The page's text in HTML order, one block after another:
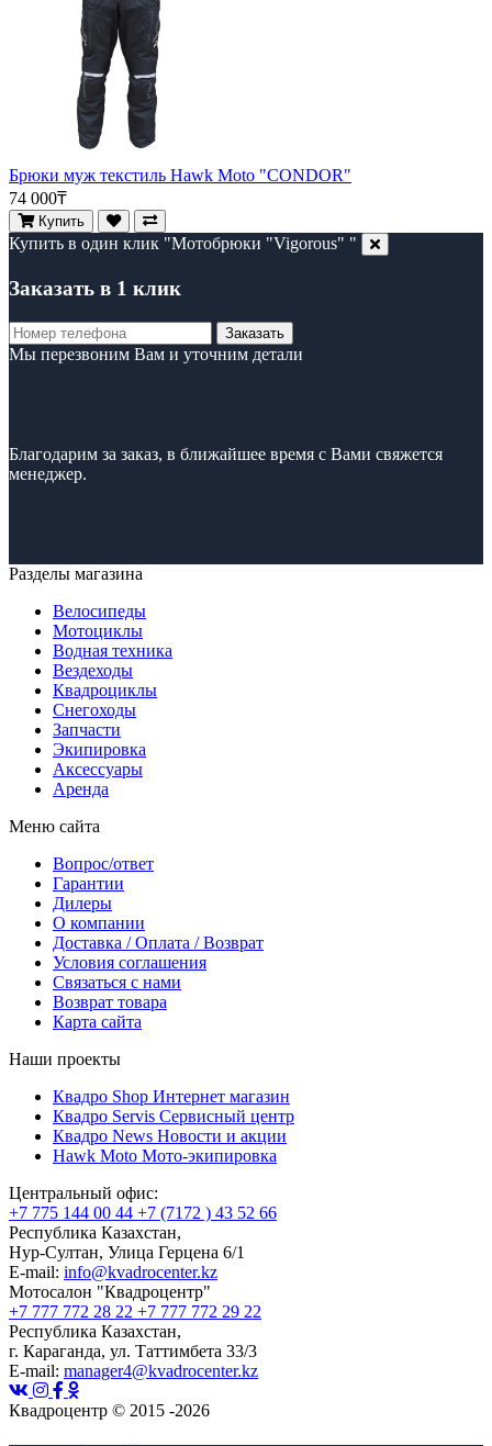
Брюки муж текстиль Hawk Moto "CONDOR"
74 000₸
Купить
Купить в один клик "Мотобрюки "Vigorous" "
Заказать в 1 клик
Заказать
Мы перезвоним Вам и уточним детали
Благодарим за заказ, в ближайшее время с Вами свяжется
менеджер.
Разделы магазина
Велосипеды
Мотоциклы
Водная техника
Вездеходы
Квадроциклы
Снегоходы
Запчасти
Экипировка
Аксессуары
Аренда
Меню сайта
Вопрос/ответ
Гарантии
Дилеры
О компании
Доставка / Оплата / Возврат
Условия соглашения
Связаться с нами
Возврат товара
Карта сайта
Наши проекты
Квадро Shop Интернет магазин
Квадро Servis Сервисный центр
Квадро News Новости и акции
Hawk Moto Мото-экипировка
Центральный офис:
+7 775 144 00 44 +7 (7172 ) 43 52 66
Республика Казахстан,
Нур-Султан, Улица Герцена 6/1
E-mail: info@kvadrocenter.kz
Мотосалон "Квадроцентр"
+7 777 772 28 22 +7 777 772 29 22
Республика Казахстан,
г. Караганда, ул. Таттимбета 33/3
E-mail: manager4@kvadrocenter.kz
Квадроцентр © 2015 -2026